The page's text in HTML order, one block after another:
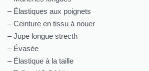
– Élastiques aux poignets
– Ceinture en tissu à nouer
– Jupe longue strecth
– Évasée
– Élastique à la taille